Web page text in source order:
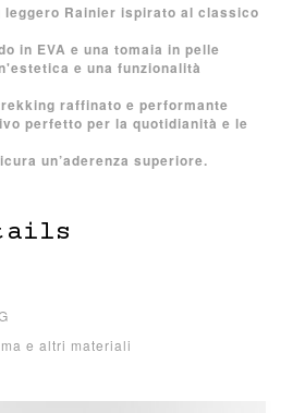
Rainier ispirato al classico
in EVA e una tomaia in pelle
e una funzionalità
raffinato e performante
perfetto per la quotidianità e le
un’aderenza superiore.
e altri materiali